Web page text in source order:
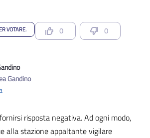
VOTARE. 0 0
Gandino
risposta negativa. Ad ogni modo,
alla stazione appaltante vigilare